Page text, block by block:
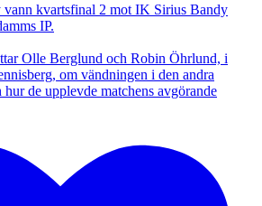
kvartsfinal 2 mot IK Sirius Bandy
IP.
Olle Berglund och Robin Öhrlund, i
om vändningen i den andra
de upplevde matchens avgörande